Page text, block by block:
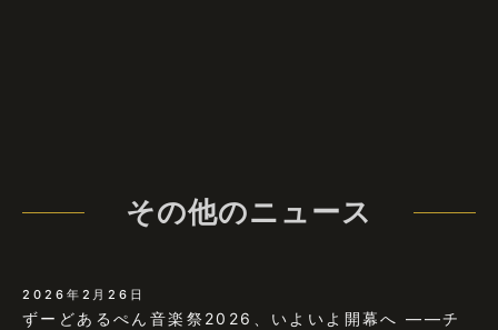
その他のニュース
2026年2月26日
ずーどあるぺん音楽祭2026、いよいよ開幕へ ——チ